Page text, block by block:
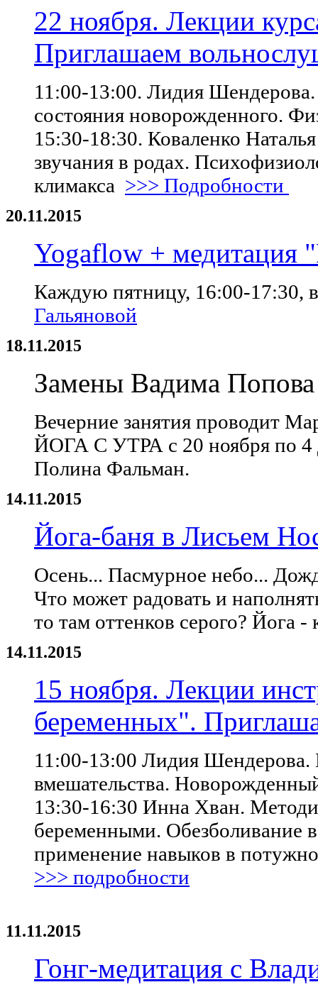
22 ноября. Лекции
Приглашаем
11:00-13:00. Лидия
состояния новорожденного.
15:30-18:30. Коваленко
звучания в родах.
климакса >>> Подробности
20.11.2015
Yogaflow + медитация
Каждую пятницу, 16:00-17:30,
Гальяновой
18.11.2015
Замены Вадима Попова
Вечерние занятия проводит
ЙОГА С УТРА с 20 ноября по 4
Полина Фальман.
14.11.2015
Йога-баня в Лисьем
Осень... Пасмурное небо...
Что может радовать и
то там оттенков серого? Йога
14.11.2015
15 ноября. Лекции
беременных".
11:00-13:00 Лидия Шендерова.
вмешательства.
13:30-16:30 Инна Хван.
беременными. Обезболивание
применение навыков в
>>> подробности
11.11.2015
Гонг-медитация с